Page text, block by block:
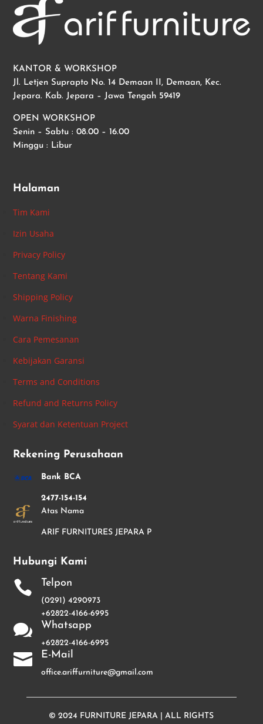
KANTOR & WORKSHOP
Jl. Letjen Suprapto No. 14 Demaan II, Demaan, Kec.
Jepara. Kab. Jepara – Jawa Tengah 59419
OPEN WORKSHOP
Senin – Sabtu : 08.00 – 16.00
Minggu : Libur
Halaman
Tim Kami
Izin Usaha
Privacy Policy
Tentang Kami
Shipping Policy
Warna Finishing
Cara Pemesanan
Kebijakan Garansi
Terms and Conditions
Refund and Returns Policy
Syarat dan Ketentuan Project
Rekening Perusahaan
Bank BCA
2477-154-154
Atas Nama
ARIF FURNITURES JEPARA P
Hubungi Kami
 Telpon
(0291) 4290973
+62822-4166-6995
 Whatsapp
+62822-4166-6995
 E-Mail
office.ariffurniture@gmail.com
© 2024 FURNITURE JEPARA | ALL RIGHTS